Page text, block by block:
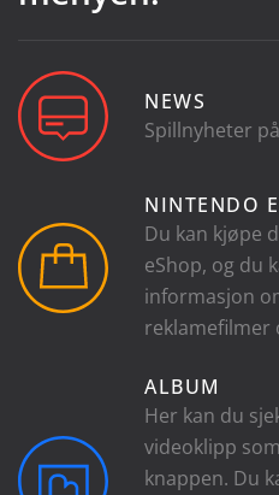
NEWS
Spillnyheter
NINTENDO
Du kan kjøpe
eShop, og du
informasjon
reklamefilmer
ALBUM
Her kan du
videoklipp
knappen. Du